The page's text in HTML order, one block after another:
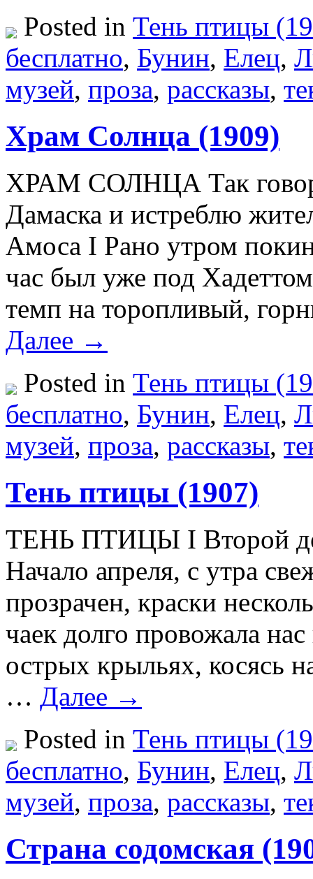
Posted in Тень птицы
бесплатно, Бунин, Елец,
музей, проза, рассказы,
Храм Солнца (1909)
ХРАМ СОЛНЦА Так
Дамаска и истреблю
Амоса I Рано утром
час был уже под
темп на торопливый,
Далее →
Posted in Тень птицы
бесплатно, Бунин, Елец,
музей, проза, рассказы,
Тень птицы (1907)
ТЕНЬ ПТИЦЫ I Второй
Начало апреля, с утра
прозрачен, краски
чаек долго провожала
острых крыльях, косясь
… Далее →
Posted in Тень птицы
бесплатно, Бунин, Елец,
музей, проза, рассказы,
Страна содомская